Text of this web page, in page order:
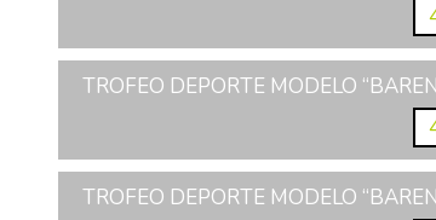
TROFEO DEPORTE MODELO
TROFEO DEPORTE MODELO